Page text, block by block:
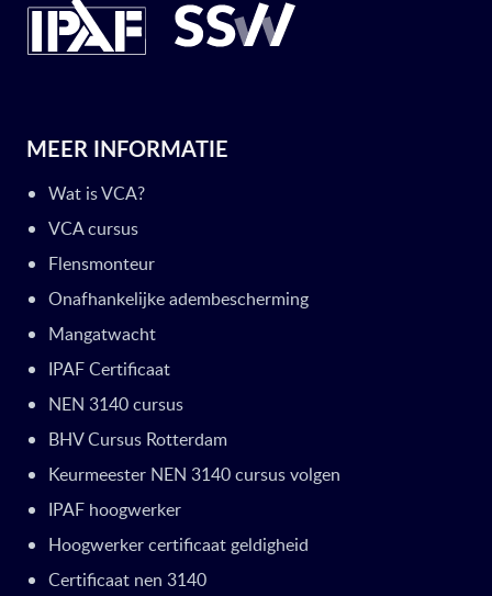
MEER INFORMATIE
Wat is VCA?
VCA cursus
Flensmonteur
Onafhankelijke adembescherming
Mangatwacht
IPAF Certificaat
NEN 3140 cursus
BHV Cursus Rotterdam
Keurmeester NEN 3140 cursus volgen
IPAF hoogwerker
Hoogwerker certificaat geldigheid
Certificaat nen 3140